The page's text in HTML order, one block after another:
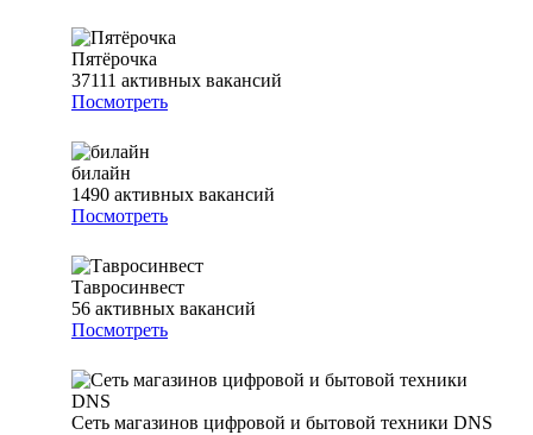
Пятёрочка
37111 активных вакансий
Посмотреть
билайн
1490 активных вакансий
Посмотреть
Тавросинвест
56 активных вакансий
Посмотреть
Сеть магазинов цифровой и бытовой техники DNS